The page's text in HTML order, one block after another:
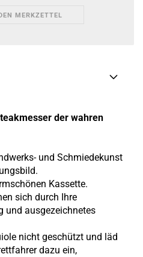
MERKZETTEL
der wahren
und Schmiedekunst
Kassette.
sich durch Ihre
und ausgezeichnetes
nicht geschützt und läd
dazu ein,